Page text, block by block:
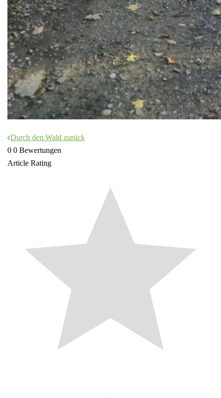
Beitragsnavigation
Durch den Wald zurück
0 0 Bewertungen
Article Rating